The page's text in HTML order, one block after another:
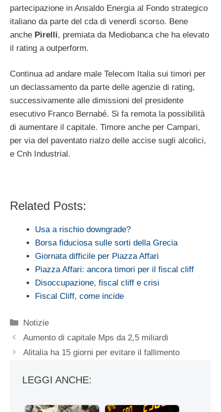
partecipazione in Ansaldo Energia al Fondo strategico
italiano da parte del cda di venerdì scorso. Bene
anche Pirelli, premiata da Mediobanca che ha elevato
il rating a outperform.
Continua ad andare male Telecom Italia sui timori per
un declassamento da parte delle agenzie di rating,
successivamente alle dimissioni del presidente
esecutivo Franco Bernabé. Si fa remota la possibilità
di aumentare il capitale. Timore anche per Campari,
per via del paventato rialzo delle accise sugli alcolici,
e Cnh Industrial.
Related Posts:
Usa a rischio downgrade?
Borsa fiduciosa sulle sorti della Grecia
Giornata difficile per Piazza Affari
Piazza Affari: ancora timori per il fiscal cliff
Disoccupazione, fiscal cliff e crisi
Fiscal Cliff, come incide
Categorie
Notizie
Aumento di capitale Mps da 2,5 miliardi
Alitalia ha 15 giorni per evitare il fallimento
LEGGI ANCHE: